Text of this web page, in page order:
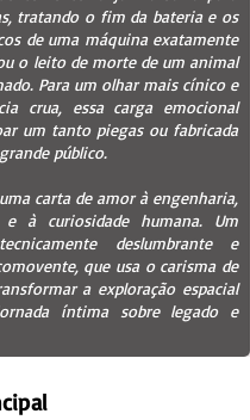
tratando o fim da bateria e os
de uma máquina exatamente
o leito de morte de um animal
Para um olhar mais cínico e
crua, essa carga emocional
um tanto piegas ou fabricada
público.
carta de amor à engenharia,
e à curiosidade humana. Um
deslumbrante e
que usa o carisma de
a exploração espacial
íntima sobre legado e